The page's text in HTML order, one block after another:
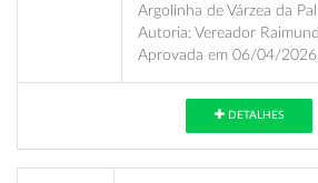
Argolinha de Várzea da
Autoria: Vereador
Aprovada em 06/04/2026.
DETALHES